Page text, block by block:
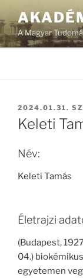
A Magyar
BEKÜLDVE:
2024.01.31.
Keleti
Név:
Keleti Tamás
Életrajzi
(Budapest,
04.)
egyetemen